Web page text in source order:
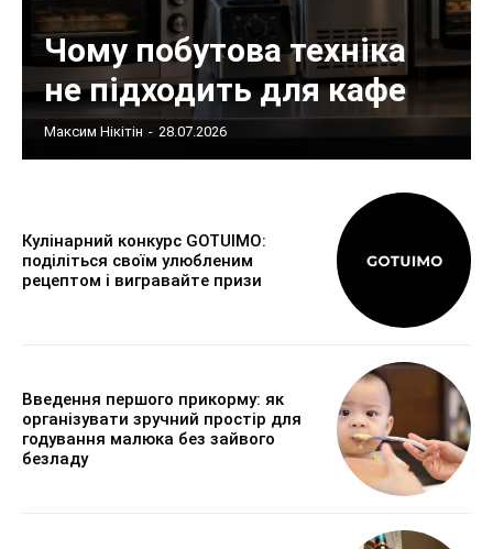
Чому побутова техніка
не підходить для кафе
Максим Нікітін - 28.07.2026
Кулінарний конкурс GOTUIMO:
поділіться своїм улюбленим
рецептом і вигравайте призи
Введення першого прикорму: як
організувати зручний простір для
годування малюка без зайвого
безладу